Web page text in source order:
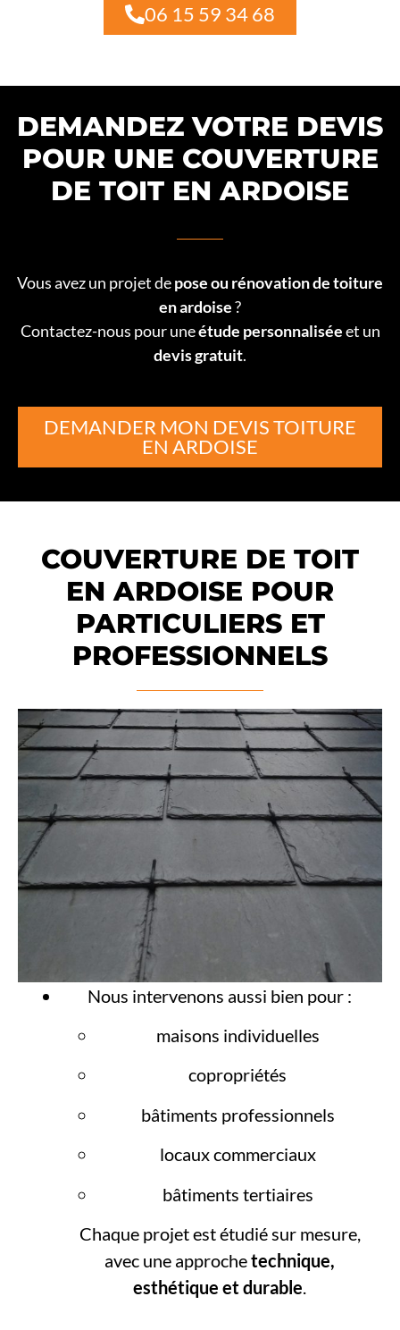
06 15 59 34 68
DEMANDEZ VOTRE DEVIS
POUR UNE COUVERTURE
DE TOIT EN ARDOISE
Vous avez un projet depose ou rénovation de toiture
en ardoise?
Contactez-nous pour uneétude personnaliséeet un
devis gratuit.
DEMANDER MON DEVIS TOITURE
EN ARDOISE
COUVERTURE DE TOIT
EN ARDOISE POUR
PARTICULIERS ET
PROFESSIONNELS
Nous intervenons aussi bien pour :
maisons individuelles
copropriétés
bâtiments professionnels
locaux commerciaux
bâtiments tertiaires
Chaque projet est étudié sur mesure,
avec une approchetechnique,
esthétique et durable.